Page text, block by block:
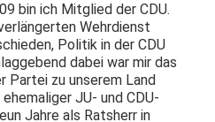
bin ich Mitglied der CDU.
Wehrdienst
Politik in der CDU
dabei war mir das
Partei zu unserem Land
JU- und CDU-
Jahre als Ratsherr in